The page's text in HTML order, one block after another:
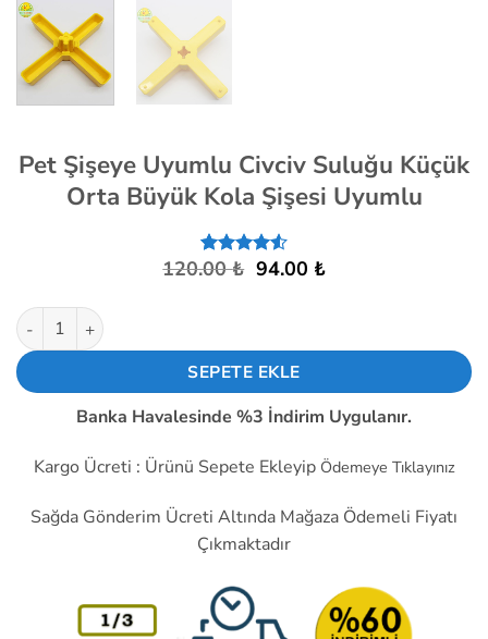
Pet Şişeye Uyumlu Civciv Suluğu Küçük
Orta Büyük Kola Şişesi Uyumlu
9
müşteri
4.56puan
aldı
120.00₺ Orijinal
94.00 ₺Şu
Pet Şişeye Uyumlu Civciv Suluğu Küçük Orta Büyük Kola
SEPETE EKLE
Banka Havalesinde %3 İndirim Uygulanır.
Kargo Ücreti : Ürünü Sepete Ekleyip Ödemeye Tıklayınız
Sağda Gönderim Ücreti Altında Mağaza Ödemeli Fiyatı
Çıkmaktadır